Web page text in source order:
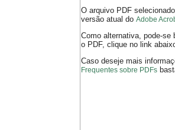
O arquivo PDF
versão atual doAdobe
Como alternativa, pode-se
o PDF, clique no link
Caso deseje mais
Frequentes sobre PDFs